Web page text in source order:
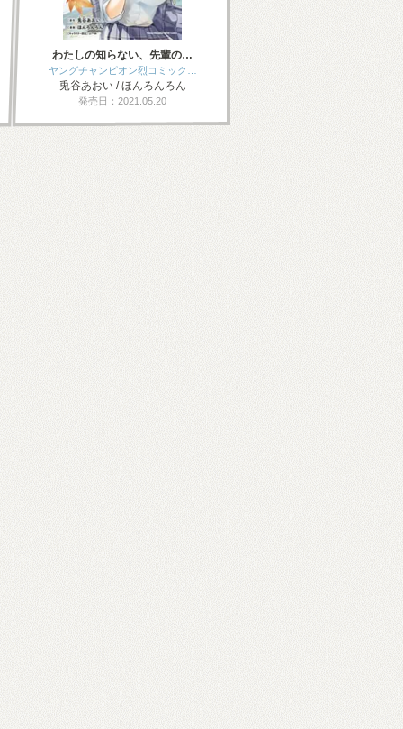
わたしの知らない、先輩の…
ヤングチャンピオン烈コミック…
兎谷あおい / ほんろんろん
発売日：2021.05.20